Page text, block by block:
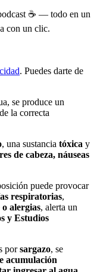
☕ — todo en un
con un clic.
. Puedes darte de
se produce un
la correcta
, una sustancia tóxica y
de cabeza, náuseas
puede provocar
respiratorias,
o alergias, alerta un
y Estudios
porsargazo, se
acumulación